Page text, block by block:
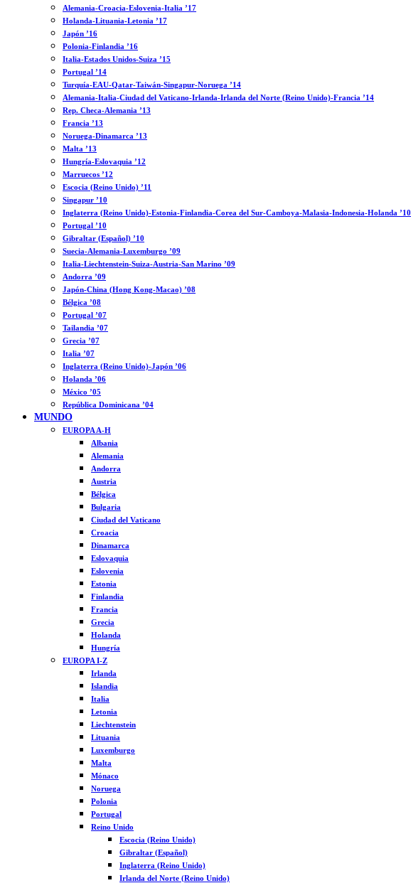
Alemania-Croacia-Eslovenia-Italia ’17
Holanda-Lituania-Letonia ’17
Japón ’16
Polonia-Finlandia ’16
Italia-Estados Unidos-Suiza ’15
Portugal ’14
Turquía-EAU-Qatar-Taiwán-Singapur-Noruega ’14
Alemania-Italia-Ciudad del Vaticano-Irlanda-Irlanda del Norte (Reino Unido)-Francia ’14
Rep. Checa-Alemania ’13
Francia ’13
Noruega-Dinamarca ’13
Malta ’13
Hungría-Eslovaquia ’12
Marruecos ’12
Escocia (Reino Unido) ’11
Singapur ’10
Inglaterra (Reino Unido)-Estonia-Finlandia-Corea del Sur-Camboya-Malasia-Indonesia-Holanda ’10
Portugal ’10
Gibraltar (Español) ’10
Suecia-Alemania-Luxemburgo ’09
Italia-Liechtenstein-Suiza-Austria-San Marino ’09
Andorra ’09
Japón-China (Hong Kong-Macao) ’08
Bélgica ’08
Portugal ’07
Tailandia ’07
Grecia ’07
Italia ’07
Inglaterra (Reino Unido)-Japón ’06
Holanda ’06
México ’05
República Dominicana ’04
MUNDO
EUROPA A-H
Albania
Alemania
Andorra
Austria
Bélgica
Bulgaria
Ciudad del Vaticano
Croacia
Dinamarca
Eslovaquia
Eslovenia
Estonia
Finlandia
Francia
Grecia
Holanda
Hungría
EUROPA I-Z
Irlanda
Islandia
Italia
Letonia
Liechtenstein
Lituania
Luxemburgo
Malta
Mónaco
Noruega
Polonia
Portugal
Reino Unido
Escocia (Reino Unido)
Gibraltar (Español)
Inglaterra (Reino Unido)
Irlanda del Norte (Reino Unido)